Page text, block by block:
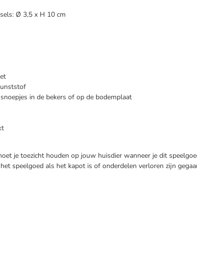
Ø 3,5 x H 10 cm
in de bekers of op de bodemplaat
je toezicht houden op jouw huisdier wanneer je dit
speelgoed als het kapot is of onderdelen verloren zijn